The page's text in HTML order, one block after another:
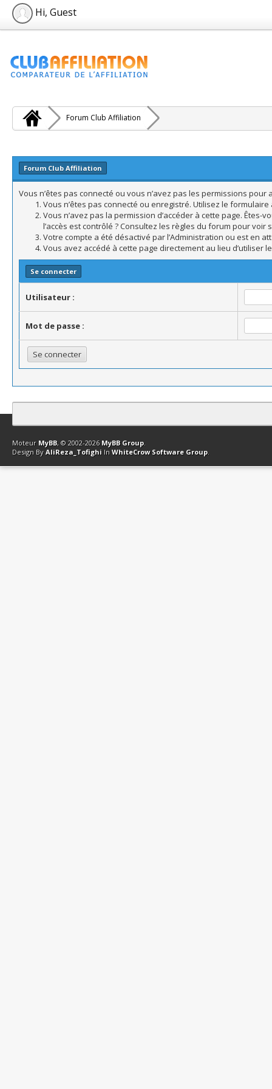
Hi, Guest
Forum Club Affiliation
Forum Club Affiliation
Vous n’êtes pas connecté ou vous n’avez pas les permissions
Vous n’êtes pas connecté ou enregistré. Utilisez le
Vous n’avez pas la permission d’accéder à cette page. Êtes-
l’accès est contrôlé ? Consultez les règles du forum pour
Votre compte a été désactivé par l’Administration ou est en
Vous avez accédé à cette page directement au lieu d’utiliser
Se connecter
Utilisateur :
Mot de passe :
Contact Club Affiliation Retourner en haut Version bas-débit
Moteur MyBB, © 2002-2026 MyBB Group.
Design By AliReza_Tofighi In WhiteCrow Software Group.